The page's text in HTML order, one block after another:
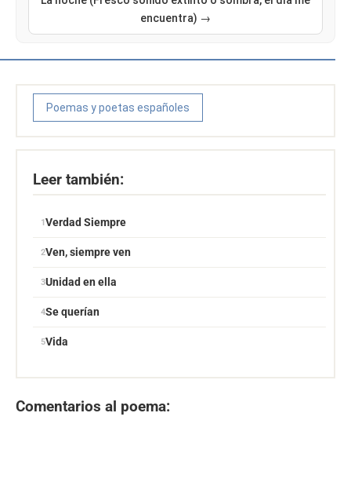
encuentra) →
Poemas y poetas españoles
Leer también:
Verdad Siempre
Ven, siempre ven
Unidad en ella
Se querían
Vida
Comentarios al poema: